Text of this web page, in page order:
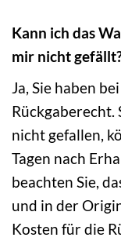
Kann ich das
mir nicht
Ja, Sie haben
nicht gefallen,
Tagen nach
beachten Sie,
und in der
Kosten für die